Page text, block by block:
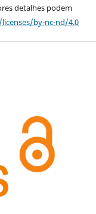
detalhes podem
by-nc-nd/4.0